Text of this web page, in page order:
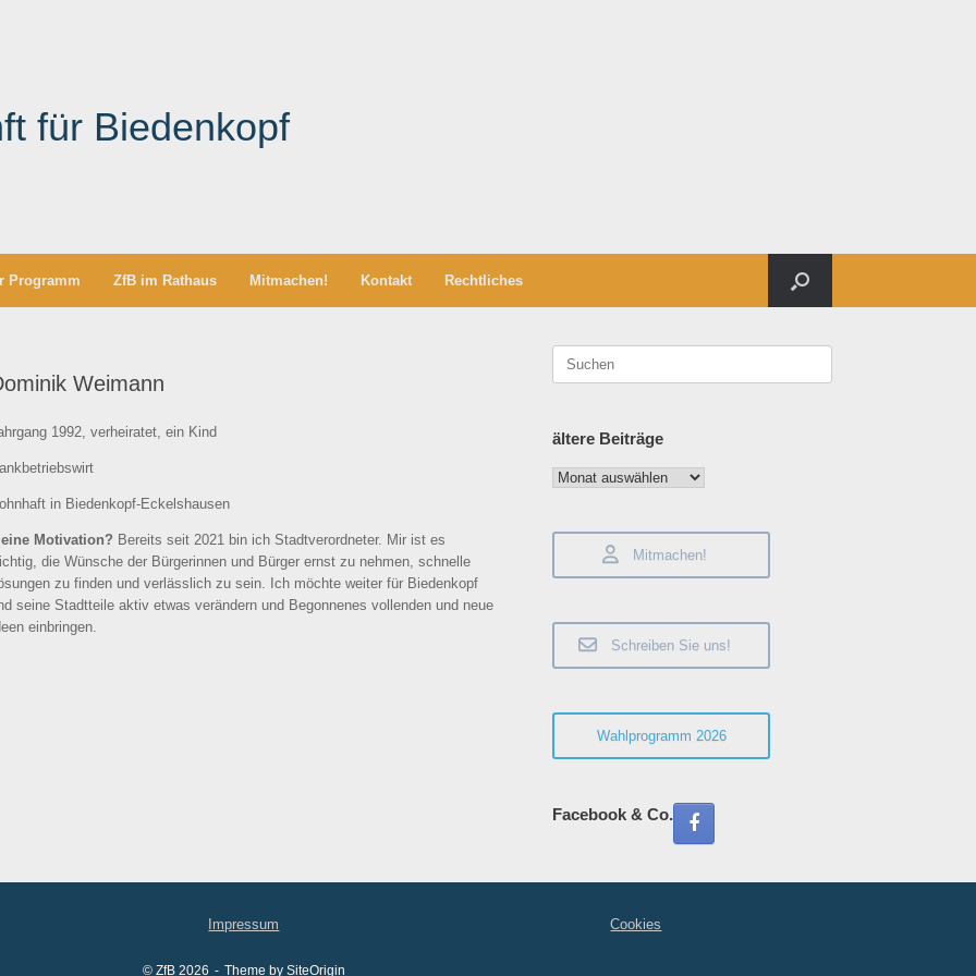
für Biedenkopf
Programm ZfB im Rathaus Mitmachen! Kontakt Rechtliches
Weimann
1992, verheiratet, ein Kind
in Biedenkopf-Eckelshausen
Motivation? Bereits seit 2021 bin ich Stadtverordneter. Mir ist es
die Wünsche der Bürgerinnen und Bürger ernst zu nehmen, schnelle
zu finden und verlässlich zu sein. Ich möchte weiter für Biedenkopf
seine Stadtteile aktiv etwas verändern und Begonnenes vollenden und neue
einbringen.
Suchen
ältere Beiträge
ältere
Mitmachen!
Schreiben Sie uns!
Wahlprogramm 2026
Facebook & Co.
Impressum Cookies
© ZfB 2026 Theme by SiteOrigin